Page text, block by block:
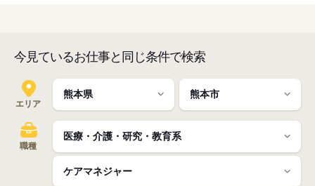
今見ているお仕事と同じ条件で検索
エリア
職種